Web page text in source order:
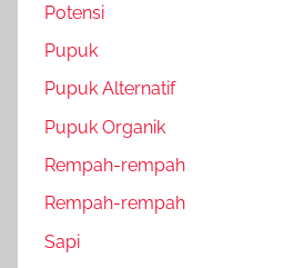
Potensi
Pupuk
Pupuk Alternatif
Pupuk Organik
Rempah-rempah
Rempah-rempah
Sapi